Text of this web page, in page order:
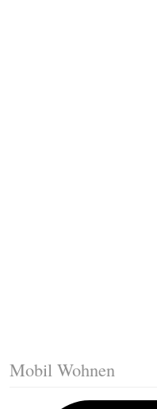
Mobil Wohnen